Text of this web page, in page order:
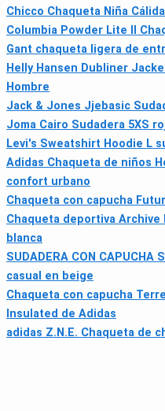
Chicco Chaqueta Niña
Columbia Powder Lite II
Gant chaqueta ligera de
Helly Hansen Dubliner
Hombre
Jack & Jones Jjebasic
Joma Cairo Sudadera 5XS
Levi's Sweatshirt Hoodie L
Adidas Chaqueta de niños
confort urbano
Chaqueta con capucha
Chaqueta deportiva
blanca
SUDADERA CON CAPUCHA
casual en beige
Chaqueta con capucha
Insulated de Adidas
adidas Z.N.E. Chaqueta de